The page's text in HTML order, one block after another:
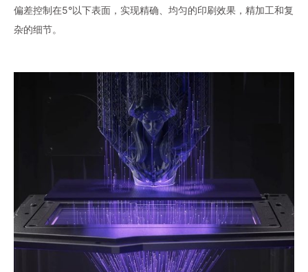
偏差控制在5°以下表面，实现精确、均匀的印刷效果，精加工和复
杂的细节。